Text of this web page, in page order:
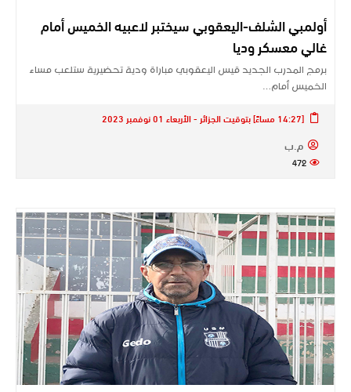
أولمبي الشلف-اليعقوبي سيختبر لاعبيه الخميس أمام
غالي معسكر وديا
برمج المدرب الجديد قيس اليعقوبي مباراة ودية تحضيرية ستلعب مساء
الخميس أمام…
[14:27 مساءً] بتوقيت الجزائر - الأربعاء 01 نوفمبر 2023
م.ب
472